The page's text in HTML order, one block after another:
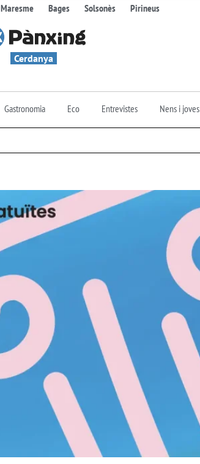
Maresme Bages Solsonès Pirineus
Cerdanya
Gastronomia Eco Entrevistes Nens i joves